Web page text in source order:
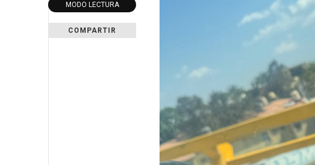
MODO LECTURA
COMPARTIR